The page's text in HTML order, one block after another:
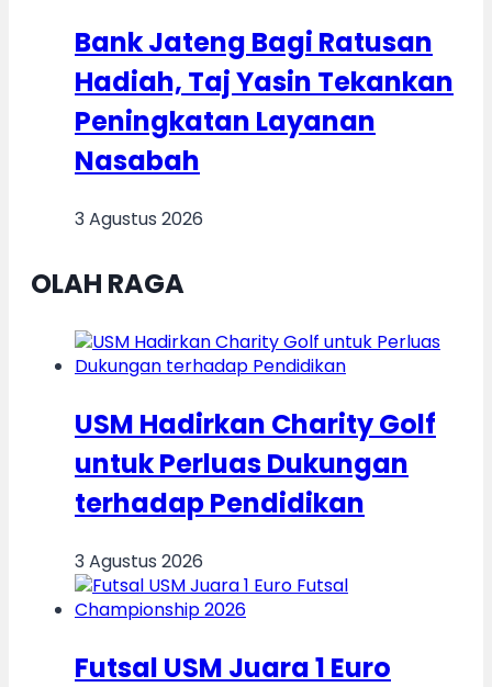
Bank Jateng Bagi Ratusan
Hadiah, Taj Yasin Tekankan
Peningkatan Layanan
Nasabah
3 Agustus 2026
OLAH RAGA
USM Hadirkan Charity Golf
untuk Perluas Dukungan
terhadap Pendidikan
3 Agustus 2026
Futsal USM Juara 1 Euro